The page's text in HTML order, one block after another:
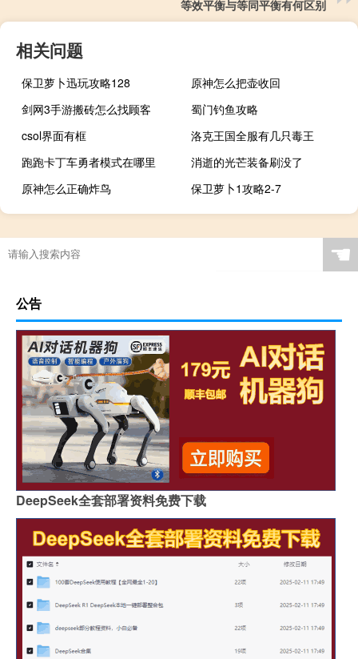
等效平衡与等同平衡有何区别
相关问题
保卫萝卜迅玩攻略128
原神怎么把壶收回
剑网3手游搬砖怎么找顾客
蜀门钓鱼攻略
csol界面有框
洛克王国全服有几只毒王
跑跑卡丁车勇者模式在哪里
消逝的光芒装备刷没了
原神怎么正确炸鸟
保卫萝卜1攻略2-7
☚
公告
DeepSeek全套部署资料免费下载